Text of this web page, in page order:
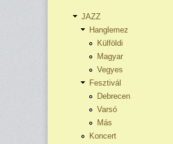
JAZZ
Hanglemez
Külföldi
Magyar
Vegyes
Fesztivál
Debrecen
Varsó
Más
Koncert